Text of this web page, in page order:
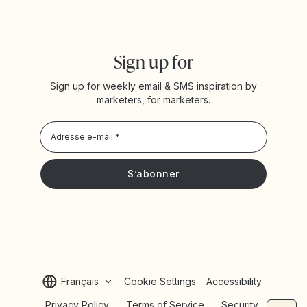
Sign up for
Sign up for weekly email & SMS inspiration by
marketers, for marketers.
Français
Terms of Service
Privacy Policy Security
Cookie Settings Accessibility